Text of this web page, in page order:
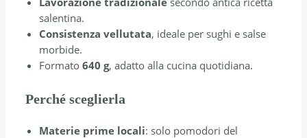
salentina.
Consistenza vellutata, ideale per sughi e salse
morbide.
Formato640 g, adatto alla cucina quotidiana.
Perché sceglierla
Materie prime locali: solo pomodori del